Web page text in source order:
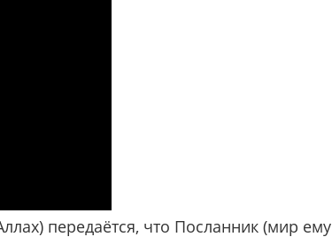
передаётся, что Посланник (мир ему